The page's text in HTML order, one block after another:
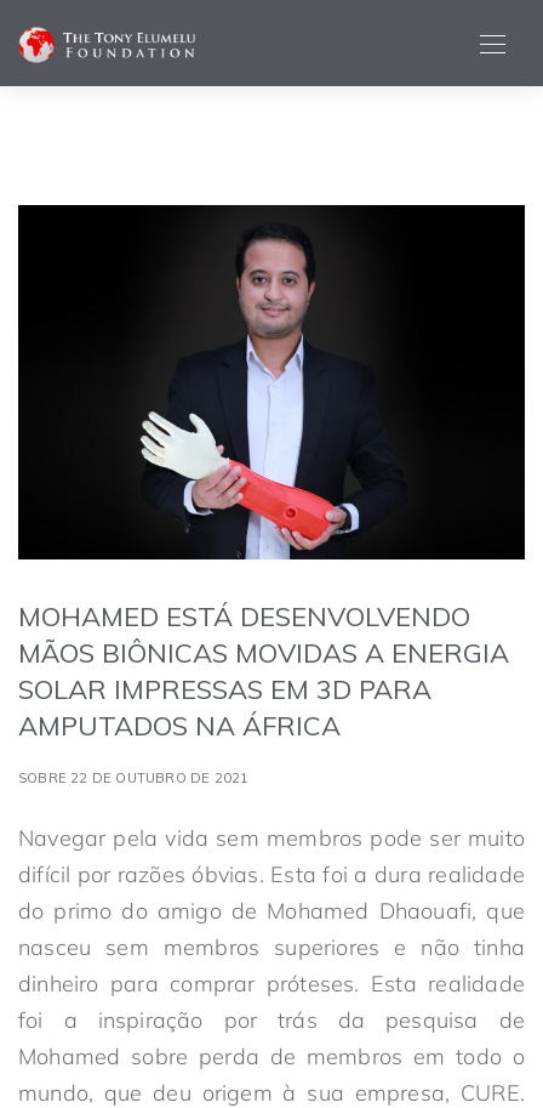
MOHAMED ESTÁ DESENVOLVENDO
MÃOS BIÔNICAS MOVIDAS A ENERGIA
SOLAR IMPRESSAS EM 3D PARA
AMPUTADOS NA ÁFRICA
SOBRE 22 DE OUTUBRO DE 2021
Navegar pela vida sem membros pode ser muito
difícil por razões óbvias. Esta foi a dura realidade
do primo do amigo de Mohamed Dhaouafi, que
nasceu sem membros superiores e não tinha
dinheiro para comprar próteses. Esta realidade
foi a inspiração por trás da pesquisa de
Mohamed sobre perda de membros em todo o
mundo, que deu origem à sua empresa, CURE.